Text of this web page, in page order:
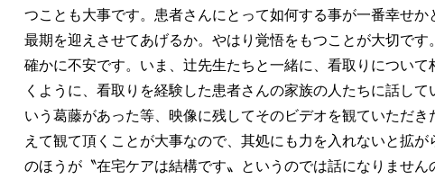
つことも大事です。患者さんにとって如何する事が一番幸せ
最期を迎えさせてあげるか。やはり覚悟をもつことが大切で
確かに不安です。いま、辻先生たちと一緒に、看取りについ
くように、看取りを経験した患者さんの家族の人たちに話し
いう葛藤があった等、映像に残してそのビデオを観ていただ
えて観て頂くことが大事なので、其処にも力を入れないと拡
のほうが〝在宅ケアは結構です〟というのでは話になりません